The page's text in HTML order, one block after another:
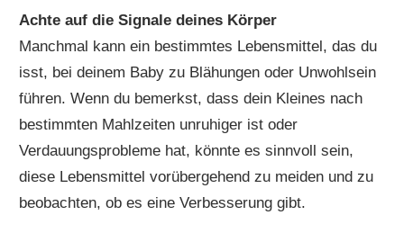
Achte auf die Signale deines Körper
Manchmal kann ein bestimmtes Lebensmittel, das du
isst, bei deinem Baby zu Blähungen oder Unwohlsein
führen. Wenn du bemerkst, dass dein Kleines nach
bestimmten Mahlzeiten unruhiger ist oder
Verdauungsprobleme hat, könnte es sinnvoll sein,
diese Lebensmittel vorübergehend zu meiden und zu
beobachten, ob es eine Verbesserung gibt.